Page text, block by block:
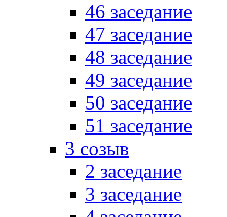
46 заседание
47 заседание
48 заседание
49 заседание
50 заседание
51 заседание
3 созыв
2 заседание
3 заседание